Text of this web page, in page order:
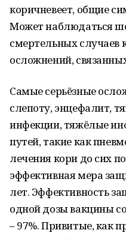
коричневеет, общие
Может наблюдаться
смертельных случаев
осложнений,
Самые серьёзные
слепоту, энцефалит,
инфекции, тяжёлые
путей, такие как
лечения кори до сих
эффективная мера
лет. Эффективность
одной дозы вакцины
– 97%. Привитые, как